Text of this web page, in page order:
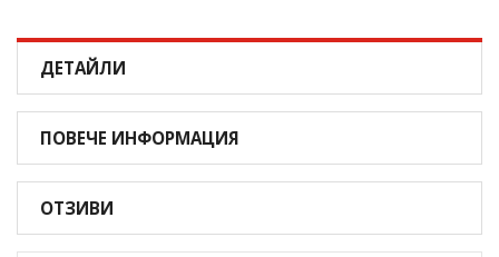
ДЕТАЙЛИ
ПОВЕЧЕ ИНФОРМАЦИЯ
ОТЗИВИ